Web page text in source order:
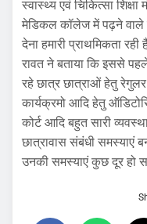
स्वास्थ्य एवं चिकित्सा
मेडिकल कॉलेज में पढ़ने वाले
देना हमारी प्राथमिकता
रावत ने बताया कि इससे
रहे छात्र छात्राओं हेतु
कार्यक्रमो आदि हेतु
कोर्ट आदि बहुत सारी
छात्रावास संबंधी समस्याएं
उनकी समस्याएं कुछ दूर हो